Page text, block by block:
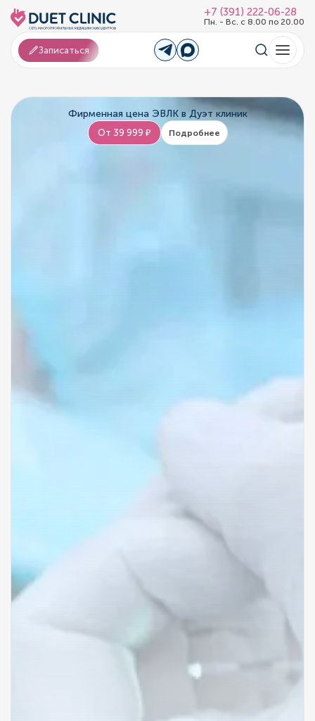
+7 (391) 222-06-28
Пн. - Вс. с 8.00 по 20.00
Записаться
Фирменная цена ЭВЛК в Дуэт клиник
От 39 999 ₽ Подробнее